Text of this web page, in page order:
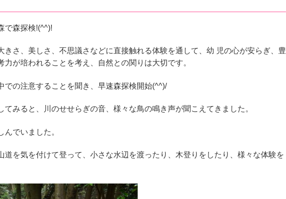
で森探検!(^^)!
きさ、美しさ、不思議さなどに直接触れる体験を通して、幼 児の心が安らぎ、豊
力が培われることを考え、自然との関りは大切です。
での注意することを聞き、早速森探検開始(^^)/
てみると、川のせせらぎの音、様々な鳥の鳴き声が聞こえてきました。
んでいました。
道を気を付けて登って、小さな水辺を渡ったり、木登りをしたり、様々な体験を